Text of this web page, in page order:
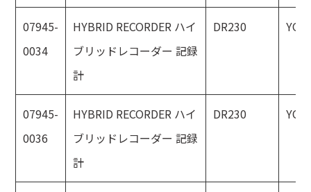
07945-
0034
HYBRID RECORDER ハイ
ブリッドレコーダー 記録
計
DR230
07945-
0036
HYBRID RECORDER ハイ
ブリッドレコーダー 記録
計
DR230